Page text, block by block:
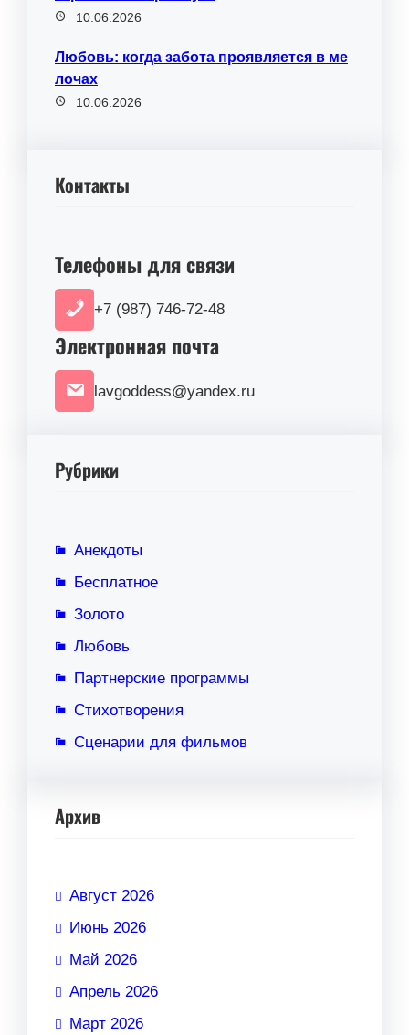
10.06.2026
Любовь: когда забота проявляется в ме
лочах
10.06.2026
Контакты
Телефоны для связи
+7 (987) 746-72-48
Электронная почта
lavgoddess@yandex.ru
Рубрики
Анекдоты
Бесплатное
Золото
Любовь
Партнерские программы
Стихотворения
Сценарии для фильмов
Архив
Август 2026
Июнь 2026
Май 2026
Апрель 2026
Март 2026